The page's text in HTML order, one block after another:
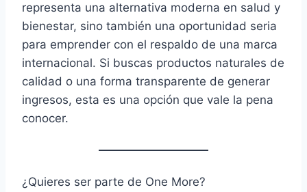
representa una alternativa moderna en salud y
bienestar, sino también una oportunidad seria
para emprender con el respaldo de una marca
internacional. Si buscas productos naturales de
calidad o una forma transparente de generar
ingresos, esta es una opción que vale la pena
conocer.
¿Quieres ser parte de One More?